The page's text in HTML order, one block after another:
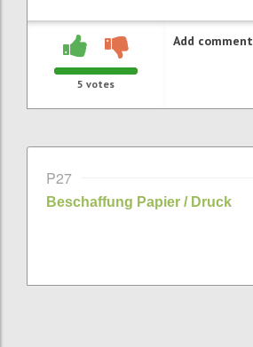
5 votes
Add comment
P27
Beschaffung Papier / Druck